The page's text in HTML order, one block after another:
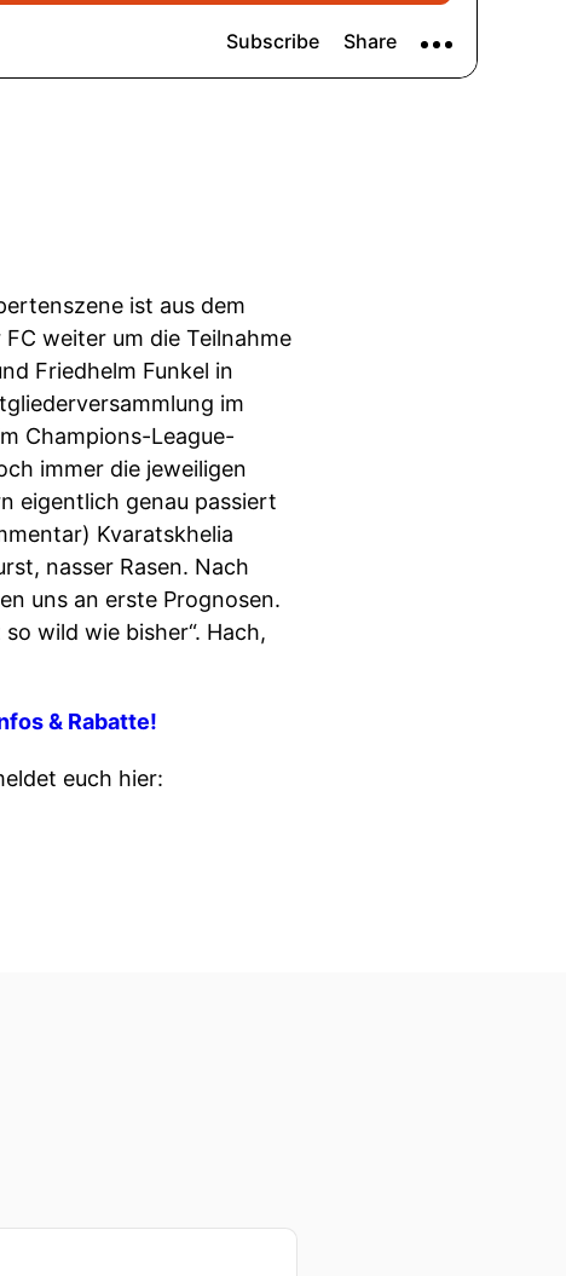
ist aus dem
weiter um die Teilnahme
Friedhelm Funkel in
im
Champions-League-
immer die jeweiligen
eigentlich genau passiert
Kvaratskhelia
nasser Rasen. Nach
uns an erste Prognosen.
wild wie bisher“. Hach,
& Rabatte!
euch hier: